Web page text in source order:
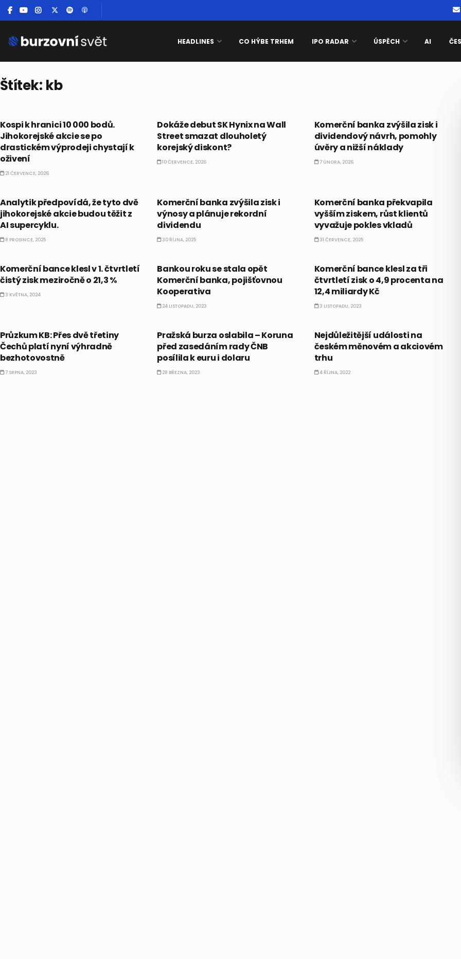
HEADLINES CO HÝBE TRHEM IPO RADAR ÚSPĚCH AI
Štítek: kb
Kospi k hranici 10 000 bodů.
Jihokorejské akcie se po
drastickém výprodeji chystají k
oživení
21 ČERVENCE, 2026
Dokáže debut SK Hynix na Wall
Street smazat dlouholetý
korejský diskont?
10 ČERVENCE, 2026
Komerční banka zvýšila zisk i
dividendový návrh, pomohly
úvěry a nižší náklady
7 ÚNORA, 2026
Analytik předpovídá, že tyto dvě
jihokorejské akcie budou těžit z
AI supercyklu.
8 PROSINCE, 2025
Komerční banka zvýšila zisk i
výnosy a plánuje rekordní
dividendu
30 ŘÍJNA, 2025
Komerční banka překvapila
vyšším ziskem, růst klientů
vyvažuje pokles vkladů
31 ČERVENCE, 2025
Komerční bance klesl v 1. čtvrtletí
čistý zisk meziročně o 21,3 %
3 KVĚTNA, 2024
Bankou roku se stala opět
Komerční banka, pojišťovnou
Kooperativa
24 LISTOPADU, 2023
Komerční bance klesl za tři
čtvrtletí zisk o 4,9 procenta na
12,4 miliardy Kč
3 LISTOPADU, 2023
Průzkum KB: Přes dvě třetiny
Čechů platí nyní výhradně
bezhotovostně
7 SRPNA, 2023
Pražská burza oslabila –Koruna
před zasedáním rady ČNB
posílila k euru i dolaru
28 BŘEZNA, 2023
Nejdůležitější události na
českém měnovém a akciovém
trhu
4 ŘÍJNA, 2022